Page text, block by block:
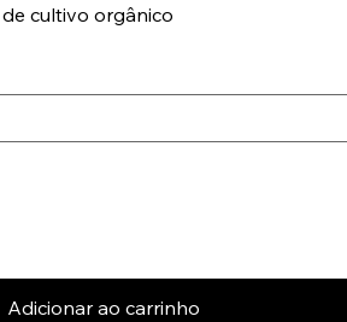
cultivo orgânico
Adicionar ao carrinho